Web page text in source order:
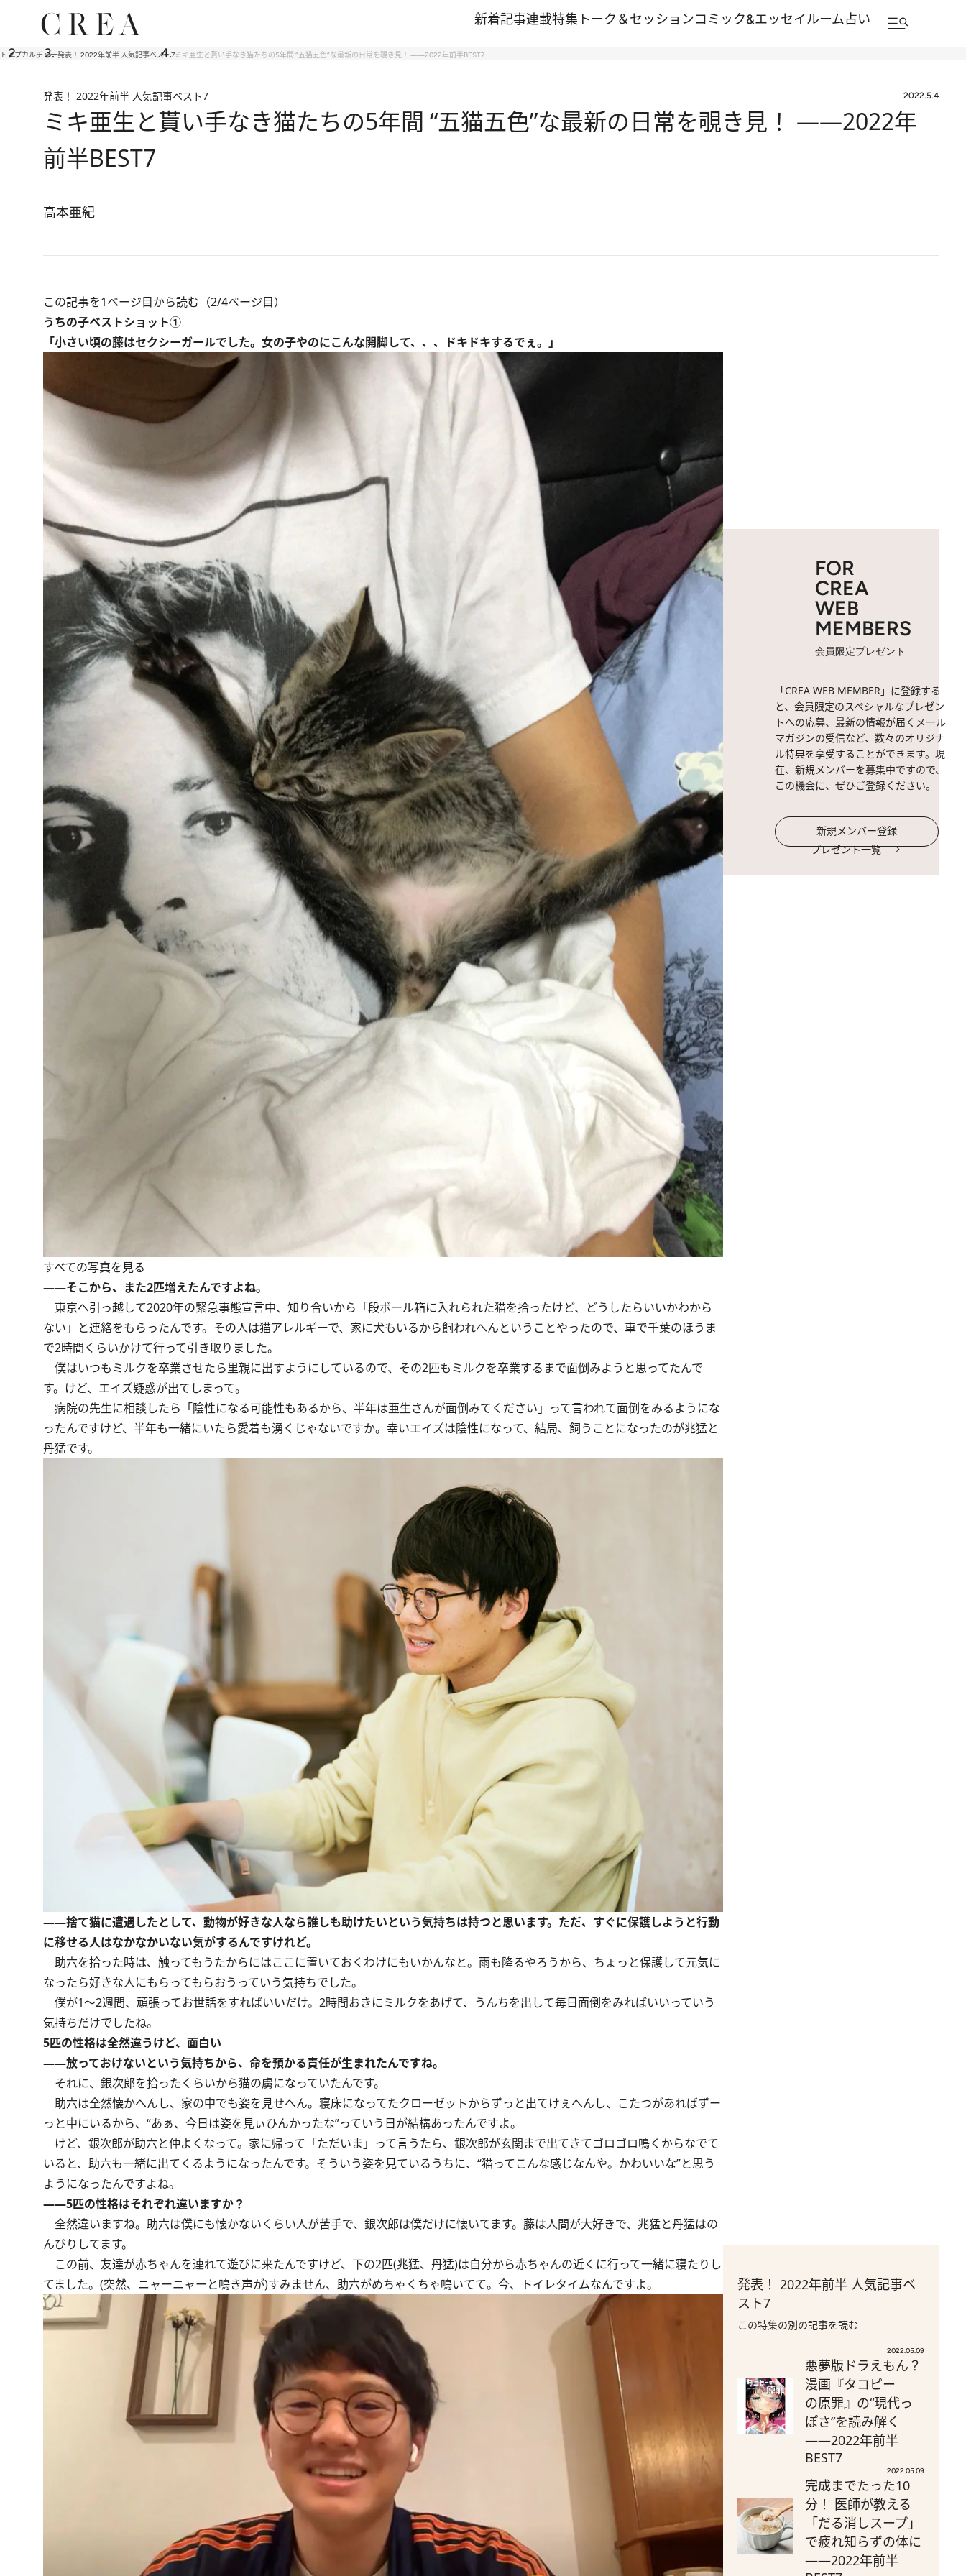
新着記事連載特集 トーク＆セッションコミック&エッセイルーム占い
トップカルチャー発表！ 2022年前半 人気記事ベスト7ミキ亜生と貰い手なき猫たちの5年間 “五猫五色”な最新の日常を覗き見！ ――2022年前半BEST7
発表！ 2022年前半 人気記事ベスト7 2022.5.4
ミキ亜生と貰い手なき猫たちの5年間 “五猫五色”な最新の日常を覗き見！ ――2022年
前半BEST7
高本亜紀
この記事を1ページ目から読む（2/4ページ目）
うちの子ベストショット①
「小さい頃の藤はセクシーガールでした。女の子やのにこんな開脚して、、、ドキドキするでぇ。」
すべての写真を見る
――そこから、また2匹増えたんですよね。
東京へ引っ越して2020年の緊急事態宣言中、知り合いから「段ボール箱に入れられた猫を拾ったけど、どうしたらいいかわから
ない」と連絡をもらったんです。その人は猫アレルギーで、家に犬もいるから飼われへんということやったので、車で千葉のほうま
で2時間くらいかけて行って引き取りました。
僕はいつもミルクを卒業させたら里親に出すようにしているので、その2匹もミルクを卒業するまで面倒みようと思ってたんで
す。けど、エイズ疑惑が出てしまって。
病院の先生に相談したら「陰性になる可能性もあるから、半年は亜生さんが面倒みてください」って言われて面倒をみるようにな
ったんですけど、半年も一緒にいたら愛着も湧くじゃないですか。幸いエイズは陰性になって、結局、飼うことになったのが兆猛と
丹猛です。
――捨て猫に遭遇したとして、動物が好きな人なら誰しも助けたいという気持ちは持つと思います。ただ、すぐに保護しようと行動
に移せる人はなかなかいない気がするんですけれど。
助六を拾った時は、触ってもうたからにはここに置いておくわけにもいかんなと。雨も降るやろうから、ちょっと保護して元気に
なったら好きな人にもらってもらおうっていう気持ちでした。
僕が1～2週間、頑張ってお世話をすればいいだけ。2時間おきにミルクをあげて、うんちを出して毎日面倒をみればいいっていう
気持ちだけでしたね。
5匹の性格は全然違うけど、面白い
――放っておけないという気持ちから、命を預かる責任が生まれたんですね。
それに、銀次郎を拾ったくらいから猫の虜になっていたんです。
助六は全然懐かへんし、家の中でも姿を見せへん。寝床になってたクローゼットからずっと出てけぇへんし、こたつがあればずー
っと中にいるから、“あぁ、今日は姿を見ぃひんかったな”っていう日が結構あったんですよ。
けど、銀次郎が助六と仲よくなって。家に帰って「ただいま」って言うたら、銀次郎が玄関まで出てきてゴロゴロ鳴くからなでて
いると、助六も一緒に出てくるようになったんです。そういう姿を見ているうちに、“猫ってこんな感じなんや。かわいいな”と思う
ようになったんですよね。
――5匹の性格はそれぞれ違いますか？
全然違いますね。助六は僕にも懐かないくらい人が苦手で、銀次郎は僕だけに懐いてます。藤は人間が大好きで、兆猛と丹猛はの
んびりしてます。
この前、友達が赤ちゃんを連れて遊びに来たんですけど、下の2匹(兆猛、丹猛)は自分から赤ちゃんの近くに行って一緒に寝たりし
てました。(突然、ニャーニャーと鳴き声が)すみません、助六がめちゃくちゃ鳴いてて。今、トイレタイムなんですよ。
FOR
CREA
WEB
MEMBERS
会員限定プレゼント
「CREA WEB MEMBER」に登録する
と、会員限定のスペシャルなプレゼン
トへの応募、最新の情報が届くメール
マガジンの受信など、数々のオリジナ
ル特典を享受することができます。現
在、新規メンバーを募集中ですので、
この機会に、ぜひご登録ください。
新規メンバー登録
プレゼント一覧
発表！ 2022年前半 人気記事ベ
スト7
この特集の別の記事を読む
2022.05.09
悪夢版ドラえもん？
漫画『タコピー
の原罪』の“現代っ
ぽさ”を読み解く
――2022年前半
BEST7
2022.05.09
完成までたった10
分！ 医師が教える
「だる消しスープ」
で疲れ知らずの体に
――2022年前半